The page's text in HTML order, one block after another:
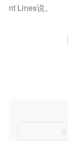
nt Lines说。
